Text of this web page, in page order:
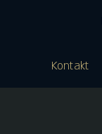
Kontakt